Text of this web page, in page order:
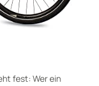
fest: Wer ein